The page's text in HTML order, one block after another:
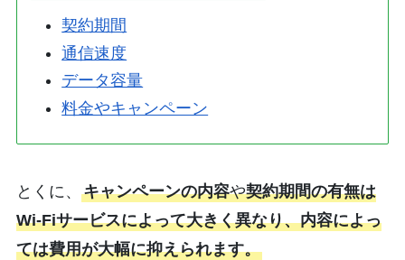
契約期間
通信速度
データ容量
料金やキャンペーン
とくに、 キャンペーンの内容や契約期間の有無は
Wi-Fiサービスによって大きく異なり、内容によっ
ては費用が大幅に抑えられます。